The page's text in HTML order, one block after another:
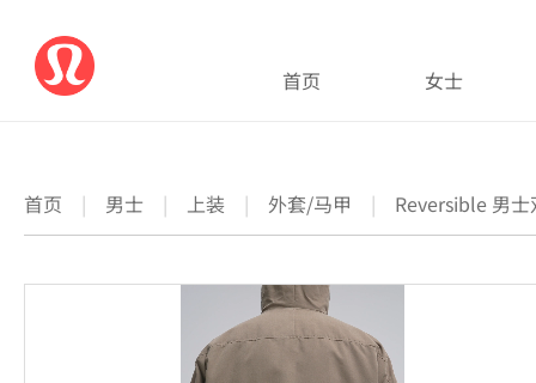
首页 女士
首页 | 男士 | 上装 | 外套/马甲 | Reversible 男